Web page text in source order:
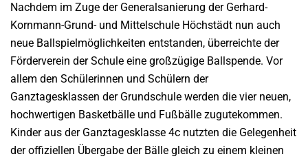
Nachdem im Zuge der Generalsanierung der Gerhard-
Kornmann-Grund- und Mittelschule Höchstädt nun auch
neue Ballspielmöglichkeiten entstanden, überreichte der
Förderverein der Schule eine großzügige Ballspende. Vor
allem den Schülerinnen und Schülern der
Ganztagesklassen der Grundschule werden die vier neuen,
hochwertigen Basketbälle und Fußbälle zugutekommen.
Kinder aus der Ganztagesklasse 4c nutzten die Gelegenheit
der offiziellen Übergabe der Bälle gleich zu einem kleinen